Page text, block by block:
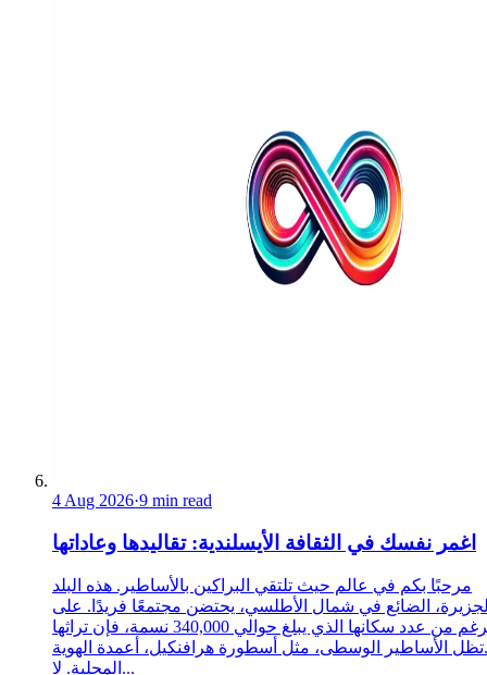
4 Aug 2026·9 min read
اغمر نفسك في الثقافة الأيسلندية: تقاليدها وعاداتها
مرحبًا بكم في عالم حيث تلتقي البراكين بالأساطير. هذه البلد
الضائع في شمال الأطلسي، يحتضن مجتمعًا فريدًا. على
الرغم من عدد سكانها الذي يبلغ حوالي 340,000 نسمة، فإن تراثها
الأساطير الوسطى، مثل أسطورة هرافنكيل، أعمدة الهوية
المحلية. لا...